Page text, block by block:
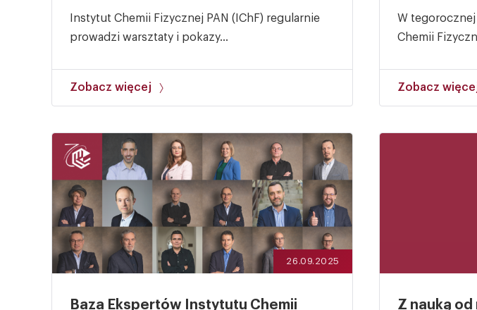
Instytut Chemii Fizycznej PAN (IChF) regularnie
prowadzi warsztaty i pokazy...
Zobacz więcej
W
Chemii
Zobacz
26.09.2025
Baza Ekspertów Instytutu Chemii
Z nauką od